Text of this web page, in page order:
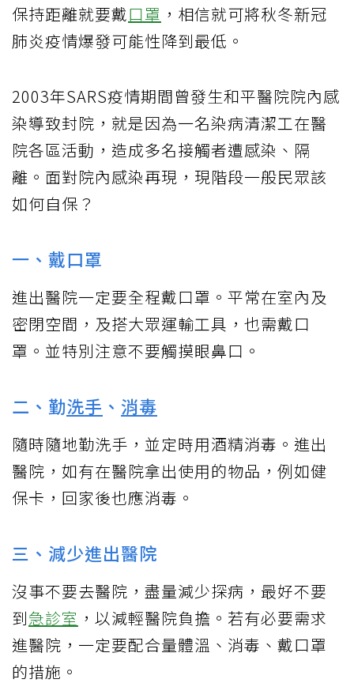
保持距離就要戴口罩 ，相信就可將秋冬新冠
肺炎疫情爆發可能性降到最低。
2003年SARS疫情期間曾發生和平醫院院內感
染導致封院，就是因為一名染病清潔工在醫
院各區活動，造成多名接觸者遭感染、隔
離。面對院內感染再現，現階段一般民眾該
如何自保？
一、戴口罩
進出醫院一定要全程戴口罩。平常在室內及
密閉空間，及搭大眾運輸工具，也需戴口
罩。並特別注意不要觸摸眼鼻口。
二、勤洗手 、 消毒
隨時隨地勤洗手，並定時用酒精消毒。進出
醫院，如有在醫院拿出使用的物品，例如健
保卡，回家後也應消毒。
三、減少進出醫院
沒事不要去醫院，盡量減少探病，最好不要
到急診室 ，以減輕醫院負擔。若有必要需求
進醫院，一定要配合量體溫、消毒、戴口罩
的措施。